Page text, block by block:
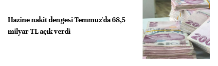
Hazine nakit dengesi Temmuz'da 68,5
milyar TL açık verdi